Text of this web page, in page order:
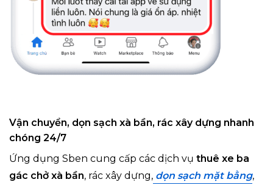
Vận chuyển, dọn sạch xà bần, rác xây dựng nhanh
chóng 24/7
Ứng dụng Sben cung cấp các dịch vụ thuê xe ba
gác chở xà bần, rác xây dựng, dọn sạch mặt bằng,